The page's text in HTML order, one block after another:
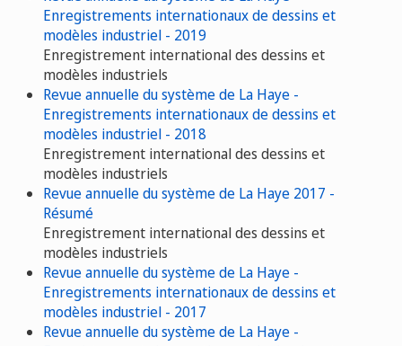
Enregistrements internationaux de dessins et
modèles industriel - 2019
Enregistrement international des dessins et
modèles industriels
Revue annuelle du système de La Haye -
Enregistrements internationaux de dessins et
modèles industriel - 2018
Enregistrement international des dessins et
modèles industriels
Revue annuelle du système de La Haye 2017 -
Résumé
Enregistrement international des dessins et
modèles industriels
Revue annuelle du système de La Haye -
Enregistrements internationaux de dessins et
modèles industriel - 2017
Revue annuelle du système de La Haye -